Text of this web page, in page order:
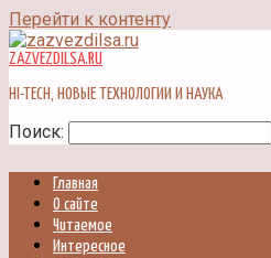
Перейти к контенту
ZAZVEZDILSA.RU
HI-TECH, НОВЫЕ ТЕХНОЛОГИИ И НАУКА
Поиск:
Главная
О сайте
Читаемое
Интересное